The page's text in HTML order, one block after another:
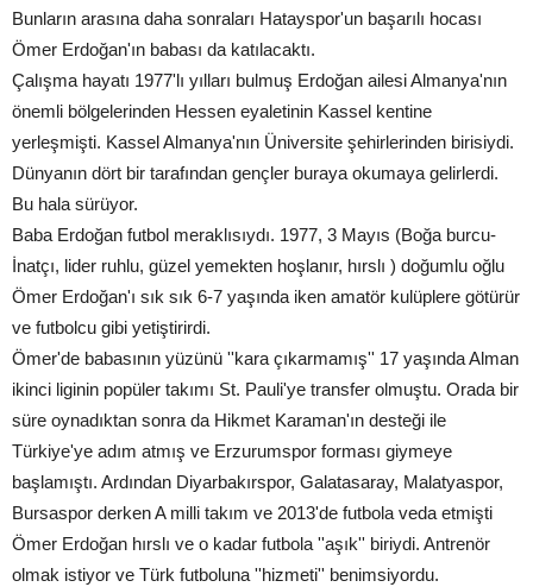
Bunların arasına daha sonraları Hatayspor'un başarılı hocası
Ömer Erdoğan'ın babası da katılacaktı.
Çalışma hayatı 1977'lı yılları bulmuş Erdoğan ailesi Almanya'nın
önemli bölgelerinden Hessen eyaletinin Kassel kentine
yerleşmişti. Kassel Almanya'nın Üniversite şehirlerinden birisiydi.
Dünyanın dört bir tarafından gençler buraya okumaya gelirlerdi.
Bu hala sürüyor.
Baba Erdoğan futbol meraklısıydı. 1977, 3 Mayıs (Boğa burcu-
İnatçı, lider ruhlu, güzel yemekten hoşlanır, hırslı ) doğumlu oğlu
Ömer Erdoğan'ı sık sık 6-7 yaşında iken amatör kulüplere götürür
ve futbolcu gibi yetiştirirdi.
Ömer'de babasının yüzünü ''kara çıkarmamış'' 17 yaşında Alman
ikinci liginin popüler takımı St. Pauli'ye transfer olmuştu. Orada bir
süre oynadıktan sonra da Hikmet Karaman'ın desteği ile
Türkiye'ye adım atmış ve Erzurumspor forması giymeye
başlamıştı. Ardından Diyarbakırspor, Galatasaray, Malatyaspor,
Bursaspor derken A milli takım ve 2013'de futbola veda etmişti
Ömer Erdoğan hırslı ve o kadar futbola ''aşık'' biriydi. Antrenör
olmak istiyor ve Türk futboluna ''hizmeti'' benimsiyordu.